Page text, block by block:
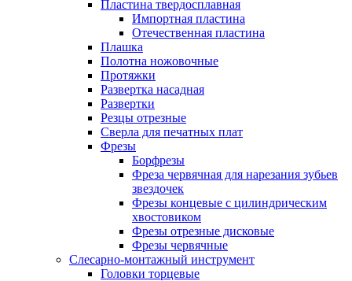
Пластина твердосплавная
Импортная пластина
Отечественная пластина
Плашка
Полотна ножовочные
Протяжки
Развертка насадная
Развертки
Резцы отрезные
Сверла для печатных плат
Фрезы
Борфрезы
Фреза червячная для нарезания зубьев
звездочек
Фрезы концевые с цилиндрическим
хвостовиком
Фрезы отрезные дисковые
Фрезы червячные
Слесарно-монтажный инструмент
Головки торцевые